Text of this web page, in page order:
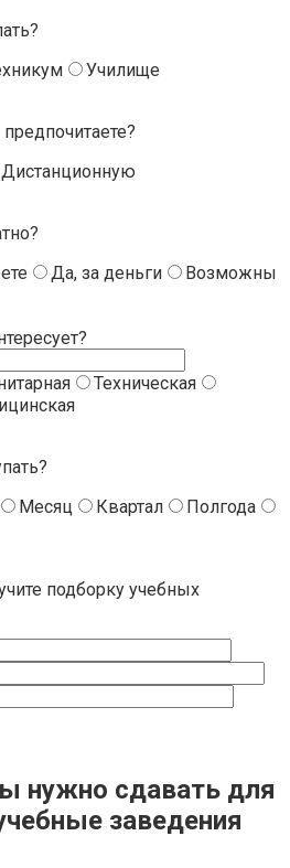
Училище
Дистанционную
Да, за деньги
Возможны
Техническая
Месяц Квартал
Полгода
подборку учебных
нужно сдавать для
заведения